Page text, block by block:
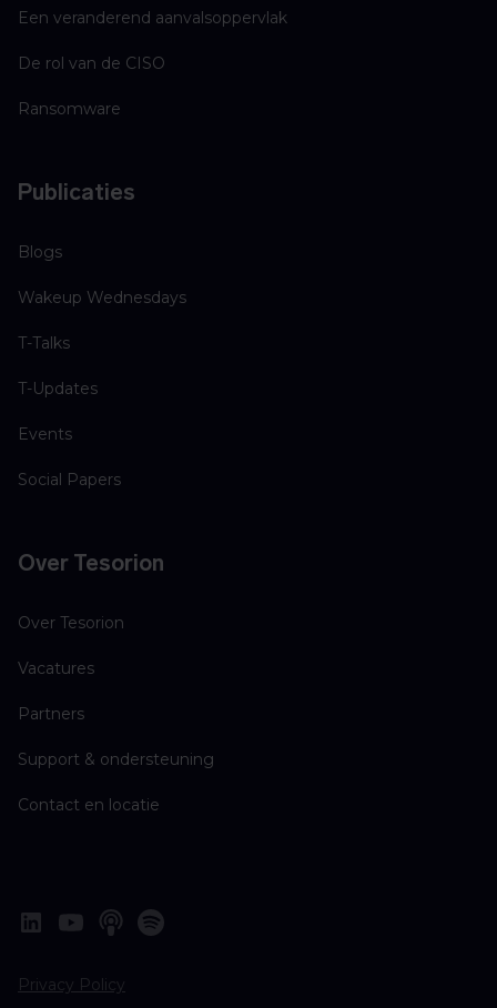
Een veranderend aanvalsoppervlak
De rol van de CISO
Ransomware
Publicaties
Blogs
Wakeup Wednesdays
T-Talks
T-Updates
Events
Social Papers
Over Tesorion
Over Tesorion
Vacatures
Partners
Support & ondersteuning
Contact en locatie
Privacy Policy